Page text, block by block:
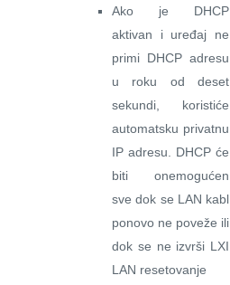
Ako je DHCP
aktivan i uređaj ne
primi DHCP adresu
u roku od deset
sekundi, koristiće
automatsku privatnu
IP adresu. DHCP će
biti onemogućen
sve dok se LAN kabl
ponovo ne poveže ili
dok se ne izvrši LXI
LAN resetovanje